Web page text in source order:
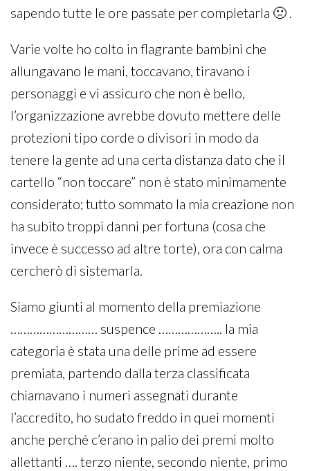
sapendo tutte le ore passate per completarla 🙁 .
Varie volte ho colto in flagrante bambini che
allungavano le mani, toccavano, tiravano i
personaggi e vi assicuro che non è bello,
l’organizzazione avrebbe dovuto mettere delle
protezioni tipo corde o divisori in modo da
tenere la gente ad una certa distanza dato che il
cartello “non toccare” non è stato minimamente
considerato; tutto sommato la mia creazione non
ha subito troppi danni per fortuna (cosa che
invece è successo ad altre torte), ora con calma
cercherò di sistemarla.
Siamo giunti al momento della premiazione
……………………… suspence ……………….. la mia
categoria è stata una delle prime ad essere
premiata, partendo dalla terza classificata
chiamavano i numeri assegnati durante
l’accredito, ho sudato freddo in quei momenti
anche perché c’erano in palio dei premi molto
allettanti …. terzo niente, secondo niente, primo